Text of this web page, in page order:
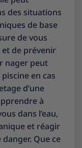
des situations
de base
de vous
et de prévenir
nager peut
en cas
d’une
à
dans l’eau,
et réagir
Que ce